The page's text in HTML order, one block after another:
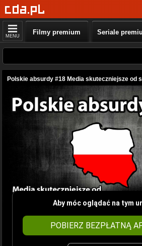
MENU Filmy premium Seriale
Polskie absurdy #18 Media skuteczniejsze od
Aby móc oglądać na tym
POBIERZ BEZPŁATNĄ